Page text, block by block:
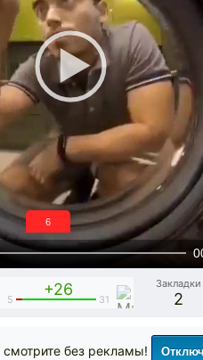
5
+26
5 31
Закладки
2
без рекламы!